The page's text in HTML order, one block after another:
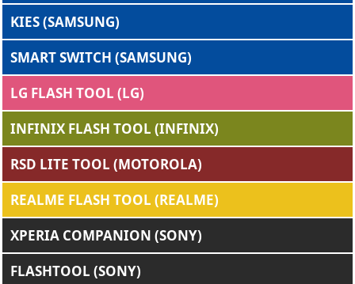
KIES (SAMSUNG)
SMART SWITCH (SAMSUNG)
LG FLASH TOOL (LG)
INFINIX FLASH TOOL (INFINIX)
RSD LITE TOOL (MOTOROLA)
REALME FLASH TOOL (REALME)
XPERIA COMPANION (SONY)
FLASHTOOL (SONY)